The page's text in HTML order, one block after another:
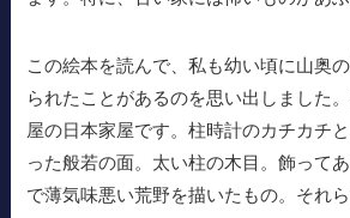
この絵本を読んで、私も幼い頃に山奥
られたことがあるのを思い出しました
屋の日本家屋です。柱時計のカチカチ
った般若の面。太い柱の木目。飾って
で薄気味悪い荒野を描いたもの。それ